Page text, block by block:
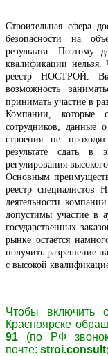
Строительная сфера
безопасности на
результата.
квалификации нельзя.
реестр НОСТРОЙ.
возможность
принимать участие в
Компании, которые
сотрудников,
строения не
результате сдать в
регулирования
Основным
реестр специалистов
деятельности
допустимы участие в
государственных
рынке остаётся
получить разрешение
с высокой
Чтобы включить
Красноярске
91 (по РФ
почте: